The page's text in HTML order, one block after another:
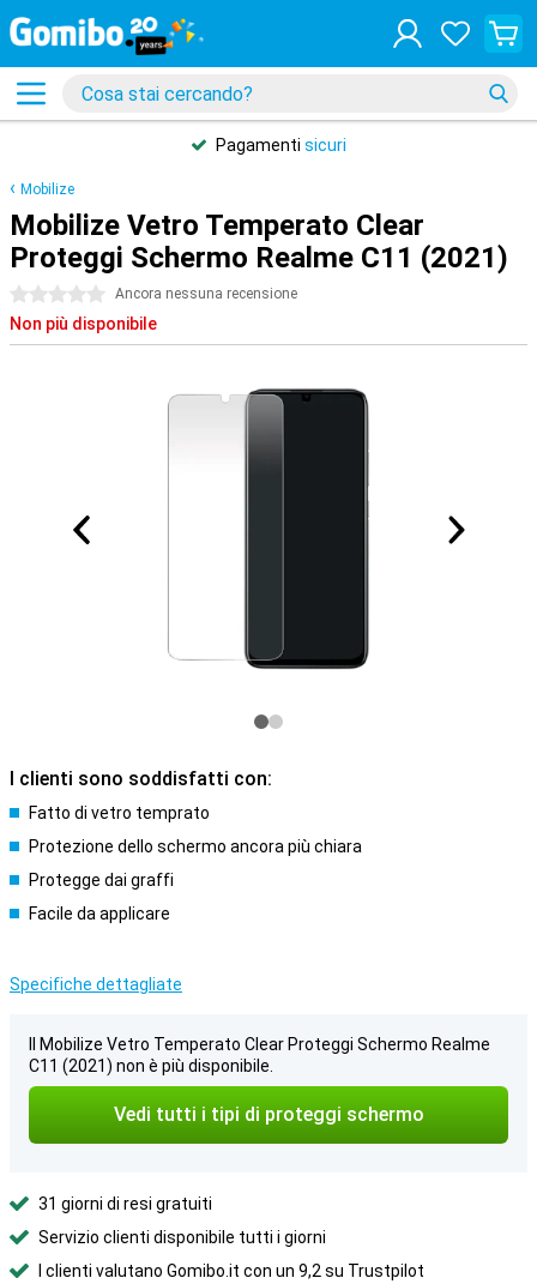
Pagamenti sicuri
Mobilize
Mobilize Vetro Temperato Clear
Proteggi Schermo Realme C11 (2021)
0 stelle Ancora nessuna recensione
Non più disponibile
I clienti sono soddisfatti con:
Fatto di vetro temprato
Protezione dello schermo ancora più chiara
Protegge dai graffi
Facile da applicare
Specifiche dettagliate
Il Mobilize Vetro Temperato Clear Proteggi Schermo Realme
C11 (2021) non è più disponibile.
Vedi tutti i tipi di proteggi schermo
31 giorni di resi gratuiti
Servizio clienti disponibile tutti i giorni
I clienti valutano Gomibo.it con un 9,2 su Trustpilot